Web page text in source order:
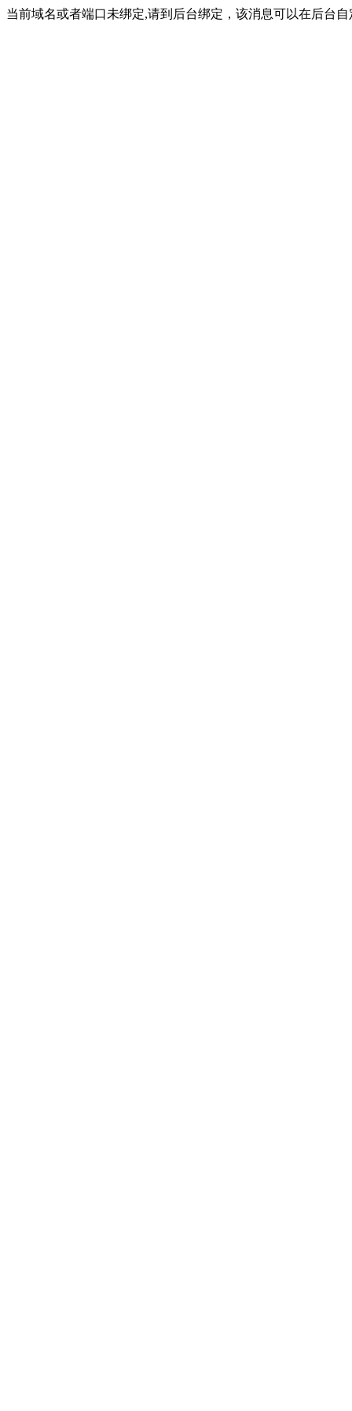
当前域名或者端口未绑定,请到后台绑定，该消息可以在后台自